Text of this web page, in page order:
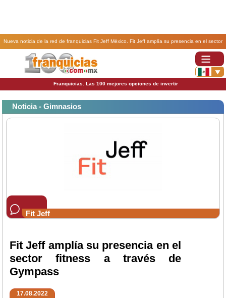
Nueva noticia de la red de franquicias Fit Jeff México. Fit Jeff amplía su presencia en el sector
fitness a través de Gympass.
Franquicias. Las 100 mejores opciones de invertir
Noticia - Gimnasios
Fit Jeff
Fit Jeff amplía su presencia en el
sector fitness a través de
Gympass
17.08.2022